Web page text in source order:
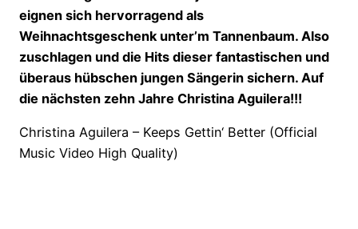
eignen sich hervorragend als
Weihnachtsgeschenk unter’m Tannenbaum. Also
zuschlagen und die Hits dieser fantastischen und
überaus hübschen jungen Sängerin sichern. Auf
die nächsten zehn Jahre Christina Aguilera!!!
Christina Aguilera – Keeps Gettin‘ Better (Official
Music Video High Quality)